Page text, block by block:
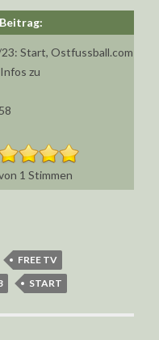
Start,
zu
Ostfussball.com
1 Stimmen
FREE TV
START